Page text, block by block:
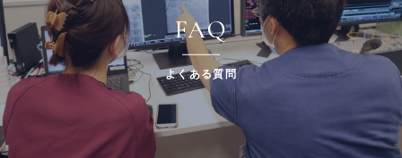
FAQ
よくある質問